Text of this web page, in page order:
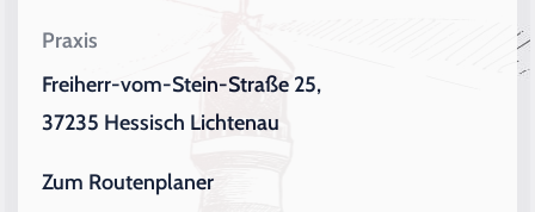
Praxis
Freiherr-vom-Stein-Straße 25,
37235 Hessisch Lichtenau
Zum Routenplaner